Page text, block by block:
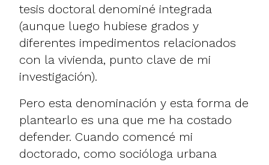
tesis doctoral denominé integrada
(aunque luego hubiese grados y
diferentes impedimentos relacionados
con la vivienda, punto clave de mi
investigación).
Pero esta denominación y esta forma de
plantearlo es una que me ha costado
defender. Cuando comencé mi
doctorado, como socióloga urbana